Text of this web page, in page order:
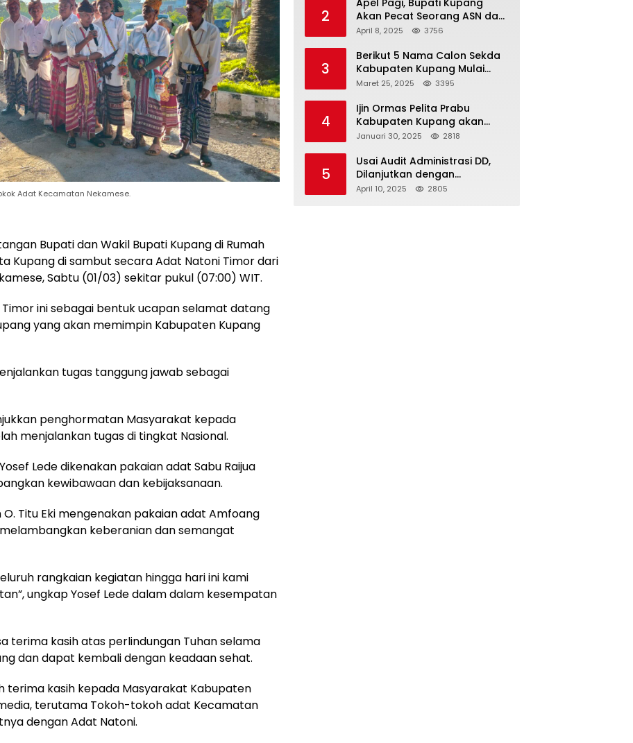
Adat Kecamatan Nekamese.
Bupati dan Wakil Bupati Kupang di Rumah
Kupang di sambut secara Adat Natoni Timor dari
Sabtu (01/03) sekitar pukul (07:00) WIT.
ini sebagai bentuk ucapan selamat datang
yang akan memimpin Kabupaten Kupang
tugas tanggung jawab sebagai
penghormatan Masyarakat kepada
menjalankan tugas di tingkat Nasional.
Lede dikenakan pakaian adat Sabu Raijua
kewibawaan dan kebijaksanaan.
Titu Eki mengenakan pakaian adat Amfoang
keberanian dan semangat
rangkaian kegiatan hingga hari ini kami
ungkap Yosef Lede dalam dalam kesempatan
terima kasih atas perlindungan Tuhan selama
dan dapat kembali dengan keadaan sehat.
terima kasih kepada Masyarakat Kabupaten
terutama Tokoh-tokoh adat Kecamatan
dengan Adat Natoni.
2
Apel Pagi, Bupati Kupang
Akan Pecat Seorang ASN dan
Kepala Desa
April 8, 2025 3756
3
Berikut 5 Nama Calon Sekda
Kabupaten Kupang Mulai
Muncul
Maret 25, 2025 3395
4
Ijin Ormas Pelita Prabu
Kabupaten Kupang akan
Dicabut
Januari 30, 2025 2818
5
Usai Audit Administrasi DD,
Dilanjutkan dengan
Pemeriksaan Fisik
April 10, 2025 2805